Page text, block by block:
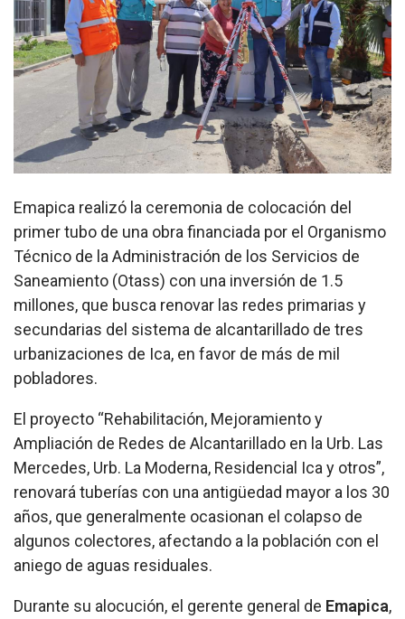
Emapica realizó la ceremonia de colocación del
primer tubo de una obra financiada por el Organismo
Técnico de la Administración de los Servicios de
Saneamiento (Otass) con una inversión de 1.5
millones, que busca renovar las redes primarias y
secundarias del sistema de alcantarillado de tres
urbanizaciones de Ica, en favor de más de mil
pobladores.
El proyecto “Rehabilitación, Mejoramiento y
Ampliación de Redes de Alcantarillado en la Urb. Las
Mercedes, Urb. La Moderna, Residencial Ica y otros”,
renovará tuberías con una antigüedad mayor a los 30
años, que generalmente ocasionan el colapso de
algunos colectores, afectando a la población con el
aniego de aguas residuales.
Durante su alocución, el gerente general de Emapica,